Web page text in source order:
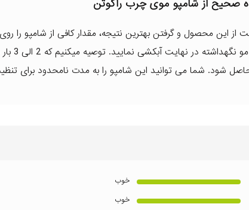
صحیح از شامپو موی چرب راکوتن
شود. شما می توانید این شامپو را به مدت نامحدود برای
خوب
خوب